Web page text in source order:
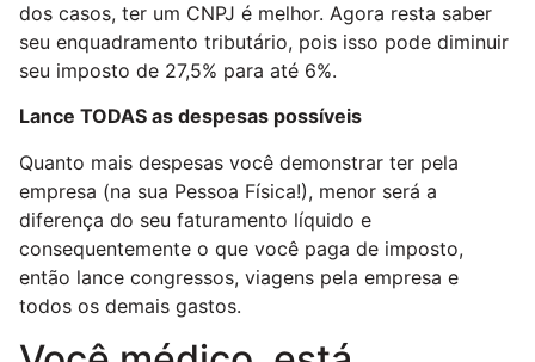
dos casos, ter um CNPJ é melhor. Agora resta saber
seu enquadramento tributário, pois isso pode diminuir
seu imposto de 27,5% para até 6%.
Lance TODAS as despesas possíveis
Quanto mais despesas você demonstrar ter pela
empresa (na sua Pessoa Física!), menor será a
diferença do seu faturamento líquido e
consequentemente o que você paga de imposto,
então lance congressos, viagens pela empresa e
todos os demais gastos.